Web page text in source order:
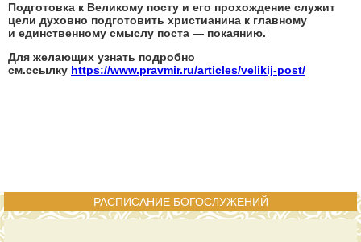
Подготовка к Великому посту и его прохождение служит
цели духовно подготовить христианина к главному
и единственному смыслу поста — покаянию.
Для желающих узнать подробно
см.ссылку https://www.pravmir.ru/articles/velikij-post/
РАСПИСАНИЕ БОГОСЛУЖЕНИЙ